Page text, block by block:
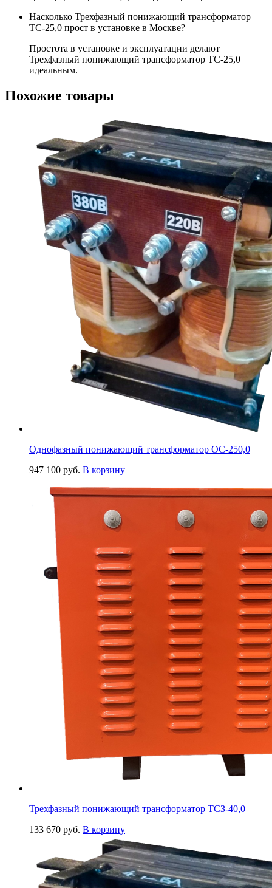
Насколько Трехфазный понижающий трансформатор
ТС-25,0 прост в установке в Москве?
Простота в установке и эксплуатации делают
Трехфазный понижающий трансформатор ТС-25,0
идеальным.
Похожие товары
Однофазный понижающий трансформатор ОС-250,0
947 100 руб. В корзину
Трехфазный понижающий трансформатор ТСЗ-40,0
133 670 руб. В корзину